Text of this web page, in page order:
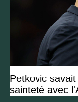
Petkovic
sainteté avec